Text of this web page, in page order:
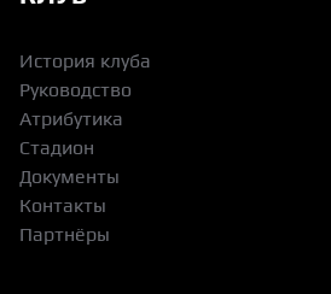
История клуба
Руководство
Атрибутика
Стадион
Документы
Контакты
Партнёры